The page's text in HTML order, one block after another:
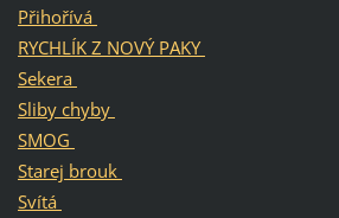
Přihořívá
RYCHLÍK Z NOVÝ PAKY
Sekera
Sliby chyby
SMOG
Starej brouk
Svítá